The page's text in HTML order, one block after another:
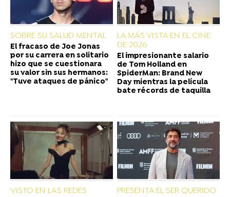
SOBRE SU SALUD MENTAL
El fracaso de Joe Jonas
por su carrera en solitario
hizo que se cuestionara
su valor sin sus hermanos:
"Tuve ataques de pánico"
LA MÁS VISTA EN EL CINE
DE 2026
El impresionante salario
de Tom Holland en
SpiderMan: Brand New
Day mientras la película
bate récords de taquilla
VISTO EN LAS REDES PRESENTA EL SER QUERIDO